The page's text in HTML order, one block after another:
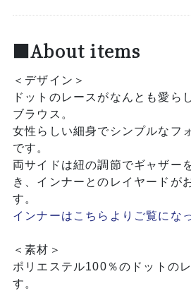
■About items
＜デザイン＞
ドットのレースがなんとも愛ら
ブラウス。
女性らしい細身でシンプルなフ
です。
両サイドは紐の調節でギャザー
き、インナーとのレイヤードが
す。
インナーはこちらよりご覧にな
＜素材＞
ポリエステル100％のドットの
す。